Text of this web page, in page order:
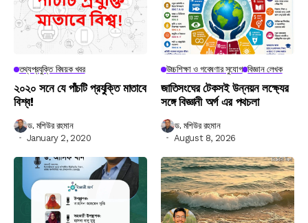
তথ্যপ্রযুক্তি বিষয়ক খবর
২০২০ সনে যে পাঁচটি প্রযুক্তি মাতাবে
বিশ্ব!
ড. মশিউর রহমান
January 2, 2020
উচ্চশিক্ষা ও গবেষণার সুযোগ বিজ্ঞান লেখক
জাতিসংঘের টেকসই উন্নয়ন লক্ষ্যের
সঙ্গে বিজ্ঞানী অর্গ এর পথচলা
ড. মশিউর রহমান
August 8, 2026